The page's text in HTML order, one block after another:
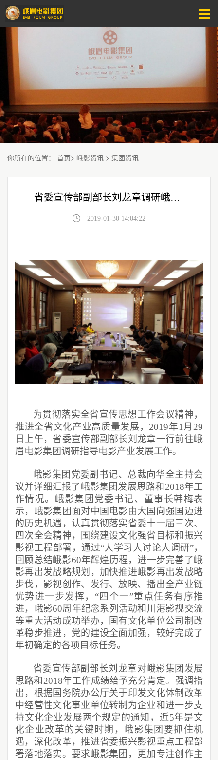
你所在的位置： 首页> 峨影资讯 > 集团资讯
省委宣传部副部长刘龙章调研峨影集团产业发展
2019-01-30 14:04:22
为贯彻落实全省宣传思想工作会议精神，
推进全省文化产业高质量发展，2019年1月29
日上午，省委宣传部副部长刘龙章一行前往峨
眉电影集团调研指导电影产业发展工作。
峨影集团党委副书记、总裁向华全主持会
议并详细汇报了峨影集团发展思路和2018年工
作情况。峨影集团党委书记、董事长韩梅表
示，峨影集团面对中国电影由大国向强国迈进
的历史机遇，认真贯彻落实省委十一届三次、
四次全会精神，围绕建设文化强省目标和振兴
影视工程部署，通过“大学习大讨论大调研”，
回顾总结峨影60年辉煌历程，进一步完善了峨
影再出发战略规划，加快推进峨影再出发战略
步伐，影视创作、发行、放映、播出全产业链
优势进一步发挥，“四个一”重点任务有序推
进，峨影60周年纪念系列活动和川港影视交流
等重大活动成功举办，国有文化单位公司制改
革稳步推进，党的建设全面加强，较好完成了
年初确定的各项目标任务。
省委宣传部副部长刘龙章对峨影集团发展
思路和2018年工作成绩给予充分肯定。强调指
出，根据国务院办公厅关于印发文化体制改革
中经营性文化事业单位转制为企业和进一步支
持文化企业发展两个规定的通知，近5年是文
化企业改革的关键时期，峨影集团要抓住机
遇，深化改革，推进省委振兴影视重点工程部
署落地落实。要求峨影集团，更加专注创作主